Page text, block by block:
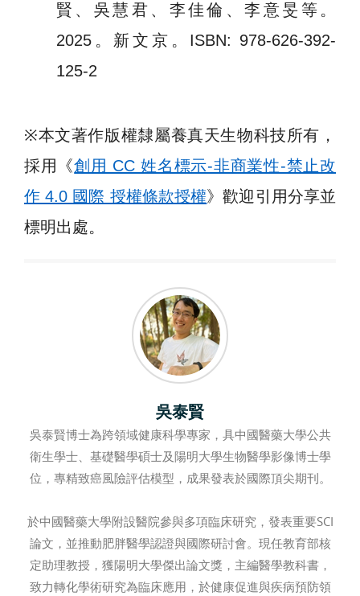
賢、吳慧君、李佳倫、李意旻等。
2025。新文京。ISBN: 978-626-392-
125-2
※本文著作版權隸屬養真天生物科技所有，
採用《創用 CC 姓名標示-非商業性-禁止改
作 4.0 國際 授權條款授權》歡迎引用分享並
標明出處。
吳泰賢
吳泰賢博士為跨領域健康科學專家，具中國醫藥大學公共
衛生學士、基礎醫學碩士及陽明大學生物醫學影像博士學
位，專精致癌風險評估模型，成果發表於國際頂尖期刊。
於中國醫藥大學附設醫院參與多項臨床研究，發表重要SCI
論文，並推動肥胖醫學認證與國際研討會。現任教育部核
定助理教授，獲陽明大學傑出論文獎，主編醫學教科書，
致力轉化學術研究為臨床應用，於健康促進與疾病預防領